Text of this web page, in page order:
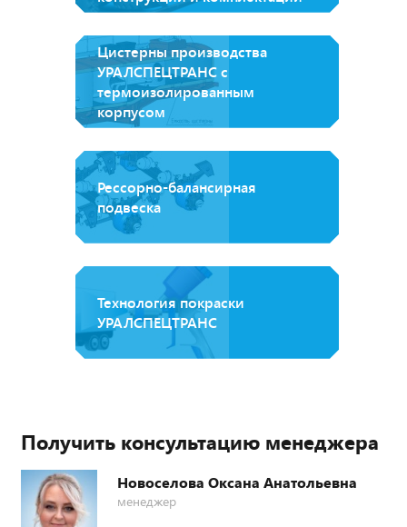
Цистерны производства
УРАЛСПЕЦТРАНС с
термоизолированным
корпусом
Рессорно-балансирная
подвеска
Технология покраски
УРАЛСПЕЦТРАНС
Получить консультацию менеджера
Новоселова Оксана Анатольевна
менеджер